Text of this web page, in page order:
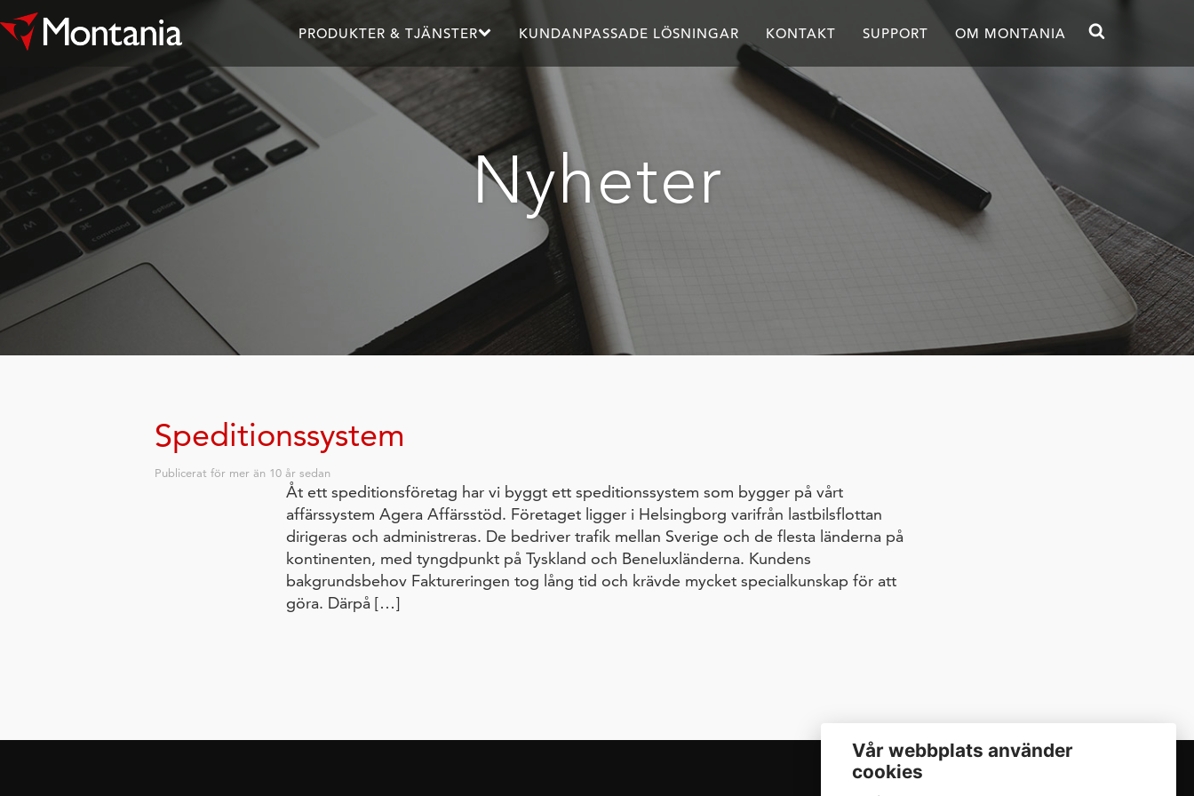
PRODUKTER & TJÄNSTER KUNDANPASSADE LÖSNINGAR KONTAKT SUPPORT OM MONTANIA
Nyheter
Speditionssystem
Publicerat för mer än 10 år sedan
Åt ett speditionsföretag har vi byggt ett speditionssystem som bygger på vårt
affärssystem Agera Affärsstöd. Företaget ligger i Helsingborg varifrån lastbilsflottan
dirigeras och administreras. De bedriver trafik mellan Sverige och de flesta länderna på
kontinenten, med tyngdpunkt på Tyskland och Beneluxländerna. Kundens
bakgrundsbehov Faktureringen tog lång tid och krävde mycket specialkunskap för att
göra. Därpå […]
Vår webbplats använder
cookies